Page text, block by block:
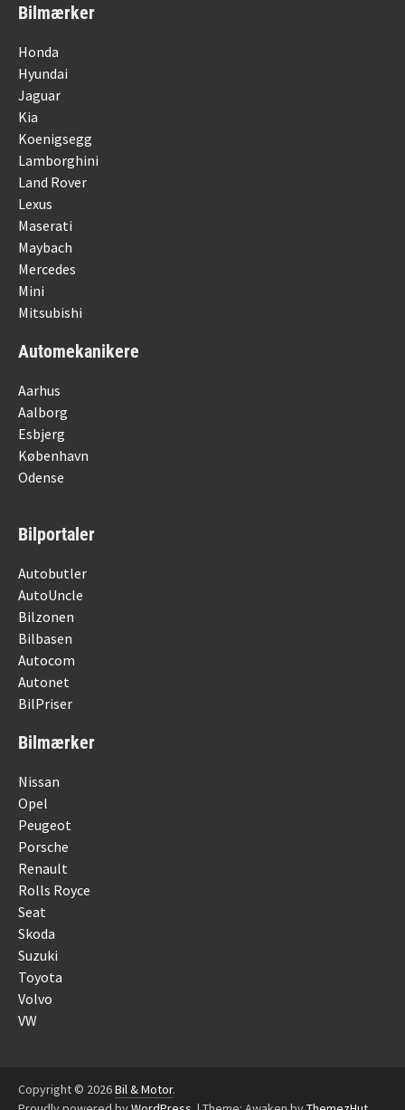
Bilmærker
Honda
Hyundai
Jaguar
Kia
Koenigsegg
Lamborghini
Land Rover
Lexus
Maserati
Maybach
Mercedes
Mini
Mitsubishi
Automekanikere
Aarhus
Aalborg
Esbjerg
København
Odense
Bilportaler
Autobutler
AutoUncle
Bilzonen
Bilbasen
Autocom
Autonet
BilPriser
Bilmærker
Nissan
Opel
Peugeot
Porsche
Renault
Rolls Royce
Seat
Skoda
Suzuki
Toyota
Volvo
VW
Copyright © 2026Bil & Motor.